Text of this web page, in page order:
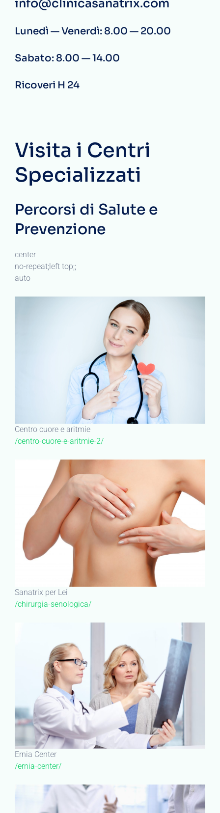
info@clinicasanatrix.com
Lunedì — Venerdì: 8.00 — 20.00
Sabato: 8.00 — 14.00
Ricoveri H 24
Visita i Centri
Specializzati
Percorsi di Salute e
Prevenzione
center
no-repeat;left top;;
auto
Centro cuore e aritmie
/centro-cuore-e-aritmie-2/
Sanatrix per Lei
/chirurgia-senologica/
Ernia Center
/ernia-center/